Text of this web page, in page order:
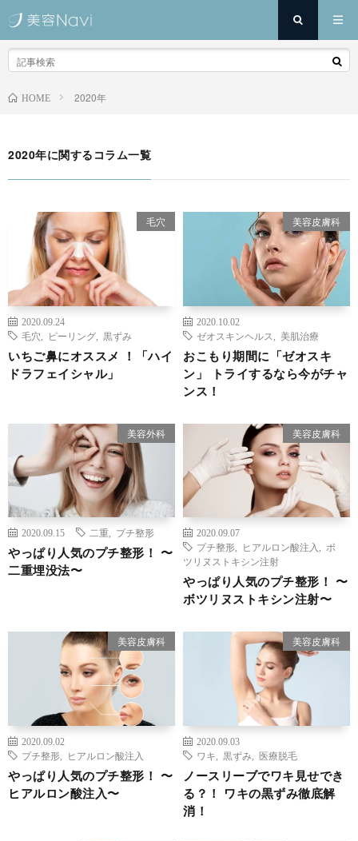
HOME 2020年
2020年に関するコラム一覧
毛穴
2020.09.24
毛穴
ピーリング 黒ずみ
いちご鼻にオススメ ！「ハイ
ドラフェイシャル」
美容皮膚科
2020.10.02
ゼオスキンヘルス
美肌治療
おこもり期間に「ゼオスキ
ン」 トライするなら今がチャ
ンス！
美容外科
2020.09.15 二重 プチ整形
やっぱり人気のプチ整形！ 〜
二重埋没法〜
美容皮膚科
2020.09.07
プチ整形
ヒアルロン酸注入
ボ
ツリヌストキシン注射
やっぱり人気のプチ整形！ 〜
ボツリヌストキシン注射〜
美容皮膚科
2020.09.02
プチ整形
ヒアルロン酸注入
やっぱり人気のプチ整形！ 〜
ヒアルロン酸注入〜
美容皮膚科
2020.09.03
ワキ
黒ずみ 医療脱毛
ノースリーブでワキ見せでき
る？！ ワキの黒ずみ徹底解
消！